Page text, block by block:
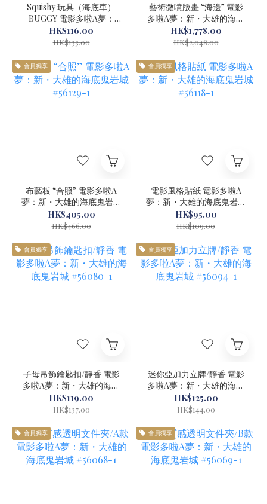
Squishy 玩具（海底車）
BUGGY 電影多啦A夢：
新・大雄的海底鬼岩城
#56026-1
HK$116.00
HK$133.00
藝術微噴版畫 “海邊” 電影
多啦A夢：新・大雄的海底
鬼岩城 #56128-1
HK$1,778.00
HK$2,048.00
會員獨享
布藝板 “合照” 電影多啦A
夢：新・大雄的海底鬼岩城
#56129-1
HK$405.00
HK$466.00
會員獨享
電影風格貼紙 電影多啦A
夢：新・大雄的海底鬼岩城
#56118-1
HK$95.00
HK$109.00
會員獨享
子母吊飾鑰匙扣/靜香 電影
多啦A夢：新・大雄的海底
鬼岩城 #56080-1
HK$119.00
HK$137.00
會員獨享
迷你亞加力立牌/靜香 電影
多啦A夢：新・大雄的海底
鬼岩城 #56094-1
HK$125.00
HK$144.00
會員獨享 會員獨享